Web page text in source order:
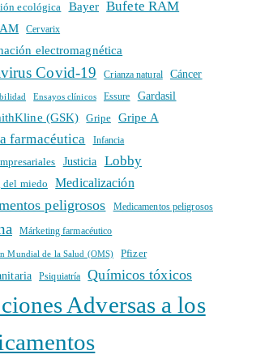
ecológica Bayer Bufete RAM
Cervarix
electromagnética
Covid-19 Crianza natural Cáncer
Ensayos clínicos Essure Gardasil
(GSK) Gripe Gripe A
farmacéutica Infancia
Justicia Lobby
miedo Medicalización
peligrosos Medicamentos peligrosos
Márketing farmacéutico
Mundial de la Salud (OMS) Pfizer
Psiquiatría Químicos tóxicos
Adversas a los